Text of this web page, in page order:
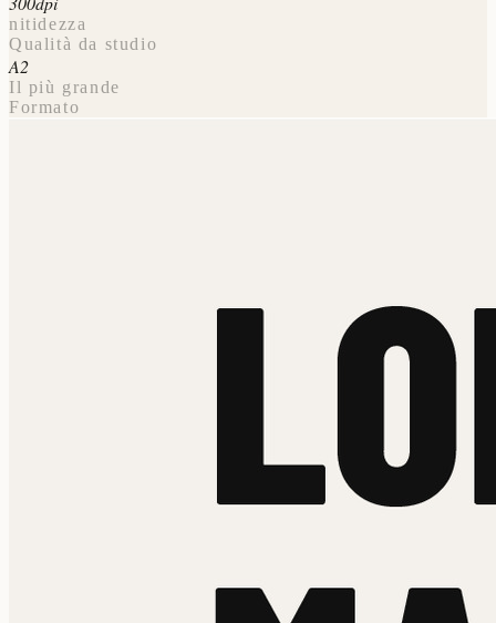
nitidezza
Qualità da studio
A2
Il più grande
Formato